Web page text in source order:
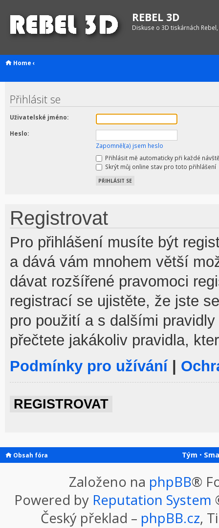
REBEL 3D
Diskuse o 3D tiskárnách
Home ‹
Přihlásit se
Uživatelské jméno:
Heslo:
Zapomněl(a) jsem heslo
Přihlásit mě automaticky při každé
Skrýt můj online stav pro toto přihlášení
Registrovat
Pro přihlášení musíte být
a dává vám mnohem větší
dávat rozšířené pravomoci
registrací se ujistěte, že jste
pro použití a s dalšími
přečtete jakákoliv pravidla,
Podmínky pro užívání|
REGISTROVAT
Obsah fóra Tým •
Založeno na phpBB®
Powered by Reputation System
Český překlad – phpBB.cz,